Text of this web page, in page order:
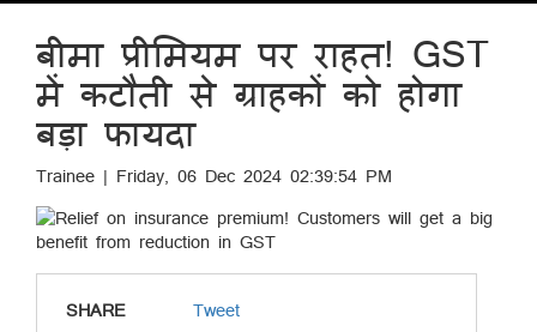
बीमा प्रीमियम पर राहत! GST
में कटौती से ग्राहकों को होगा
बड़ा फायदा
Trainee | Friday, 06 Dec 2024 02:39:54 PM
SHARE
Tweet